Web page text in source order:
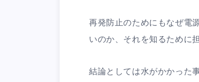
再発防止のためにもなぜ電
いのか、それを知るために
結論としては水がかかった